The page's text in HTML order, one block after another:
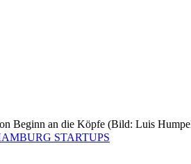
STARTUPS
Beginn an die Köpfe (Bild: Luis